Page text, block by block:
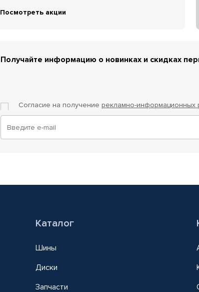
Посмотреть акции
Получайте информацию о новинках и скидках
Согласие на получение рекламно-информационных
Каталог
Шины
Диски
Запчасти